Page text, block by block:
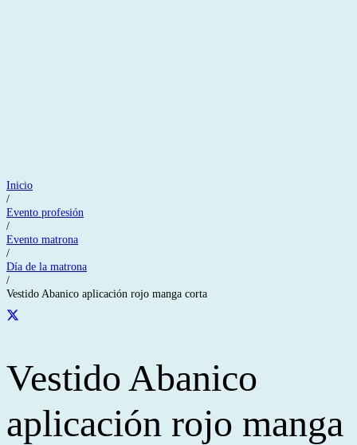
Inicio
/
Evento profesión
/
Evento matrona
/
Día de la matrona
/
Vestido Abanico aplicación rojo manga corta
Vestido Abanico
aplicación rojo manga